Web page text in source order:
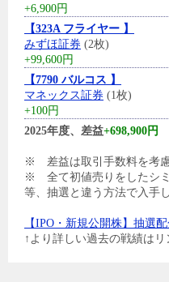
+6,900円
【323A フライヤー 】
みずほ証券 (2枚)
+99,600円
【7790 バルコス 】
マネックス証券 (1枚)
+100円
2025年度、差益+698,900円
※ 差益は取引手数料を考慮
※ 全て初値売りをしたシ
等、抽選と違う方法で入手
【IPO・新規公開株】抽選
↑より詳しい過去の戦績はリ